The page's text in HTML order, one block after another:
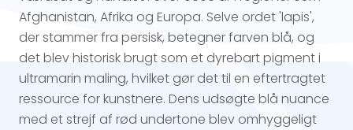
Afghanistan, Afrika og Europa. Selve ordet 'lapis',
der stammer fra persisk, betegner farven blå, og
det blev historisk brugt som et dyrebart pigment i
ultramarin maling, hvilket gør det til en eftertragtet
ressource for kunstnere. Dens udsøgte blå nuance
med et strejf af rød undertone blev omhyggeligt